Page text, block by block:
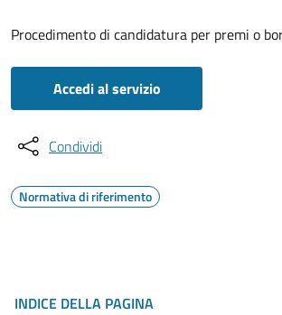
Procedimento di candidatura per premi o
Accedi al servizio
Condividi
Normativa di riferimento
INDICE DELLA PAGINA